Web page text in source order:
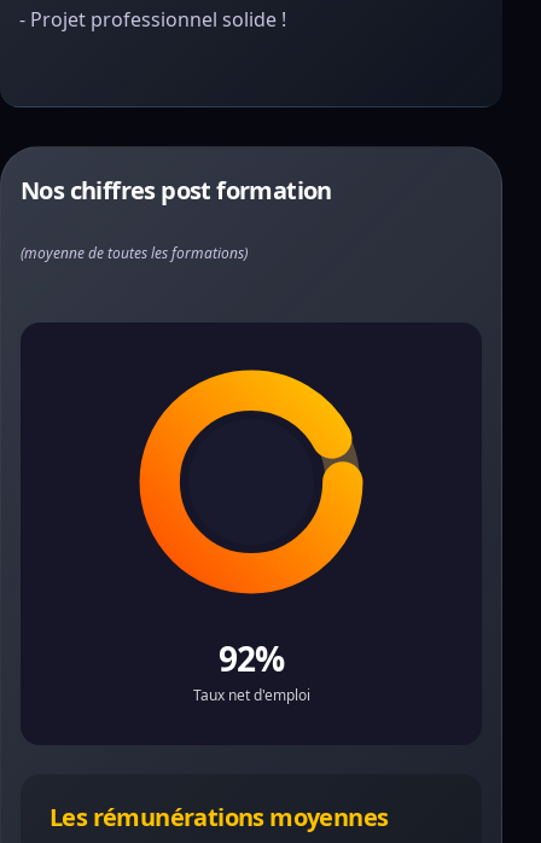
- Projet professionnel solide !
Nos chiffres post formation
(moyenne de toutes les formations)
92%
Taux net d'emploi
Les rémunérations moyennes